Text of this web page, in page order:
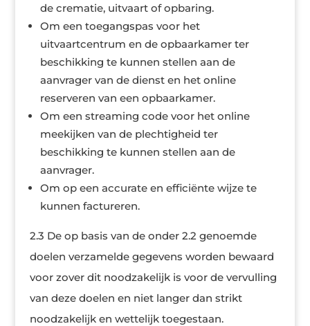
de crematie, uitvaart of opbaring.
Om een toegangspas voor het
uitvaartcentrum en de opbaarkamer ter
beschikking te kunnen stellen aan de
aanvrager van de dienst en het online
reserveren van een opbaarkamer.
Om een streaming code voor het online
meekijken van de plechtigheid ter
beschikking te kunnen stellen aan de
aanvrager.
Om op een accurate en efficiënte wijze te
kunnen factureren.
2.3 De op basis van de onder 2.2 genoemde
doelen verzamelde gegevens worden bewaard
voor zover dit noodzakelijk is voor de vervulling
van deze doelen en niet langer dan strikt
noodzakelijk en wettelijk toegestaan.